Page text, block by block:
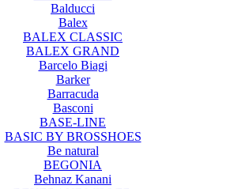
Balducci
Balex
BALEX CLASSIC
BALEX GRAND
Barcelo Biagi
Barker
Barracuda
Basconi
BASE-LINE
BASIC BY BROSSHOES
Be natural
BEGONIA
Behnaz Kanani